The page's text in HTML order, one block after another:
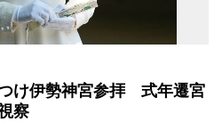
け伊勢神宮参拝 式年遷宮
察